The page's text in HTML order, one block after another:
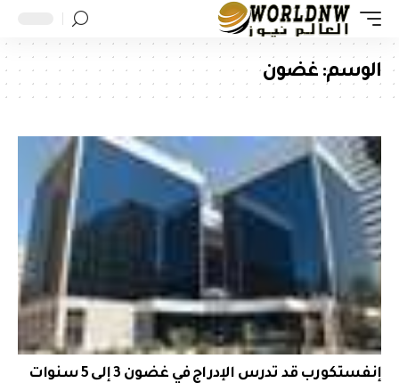
الوسم:غضون
إنفستكورب قد تدرس الإدراج في غضون 3 إلى 5 سنوات